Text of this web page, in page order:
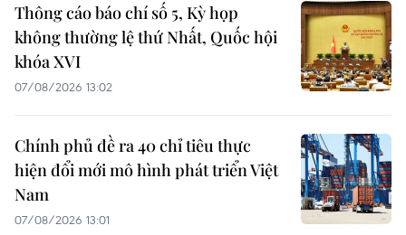
Thông cáo báo chí số 5, Kỳ họp
không thường lệ thứ Nhất, Quốc hội
khóa XVI
07/08/2026 13:02
Chính phủ đề ra 40 chỉ tiêu thực
hiện đổi mới mô hình phát triển Việt
Nam
07/08/2026 13:01